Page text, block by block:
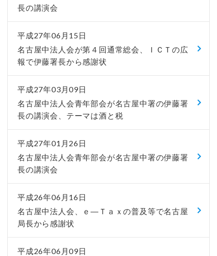
長の講演会
平成27年06月15日
名古屋中法人会が第４回通常総会、ＩＣＴの広
報で伊藤署長から感謝状
平成27年03月09日
名古屋中法人会青年部会が名古屋中署の伊藤署
長の講演会、テーマは酒と税
平成27年01月26日
名古屋中法人会青年部会が名古屋中署の伊藤署
長の講演会
平成26年06月16日
名古屋中法人会、ｅ―Ｔａｘの普及等で名古屋
局長から感謝状
平成26年06月09日